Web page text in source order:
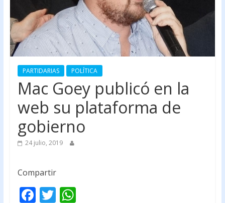
PARTIDARIAS POLÍTICA
Mac Goey publicó en la
web su plataforma de
gobierno
24 julio, 2019
Compartir
F T W